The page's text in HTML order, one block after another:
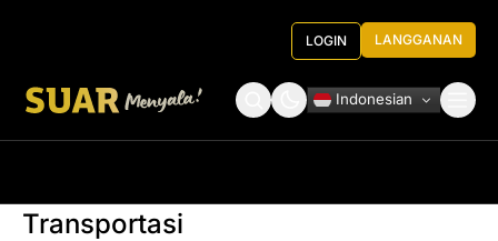
LOGIN LANGGANAN
Indonesian
Transportasi